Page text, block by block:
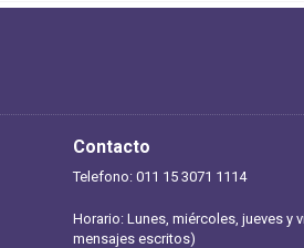
Contacto
Telefono: 011 15 3071 1114
Horario: Lunes, miércoles, jueves y
mensajes escritos)